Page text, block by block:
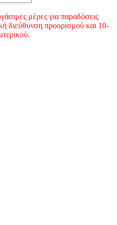
μέρες για παραδόσεις
διεύθυνση προορισμού και 10-